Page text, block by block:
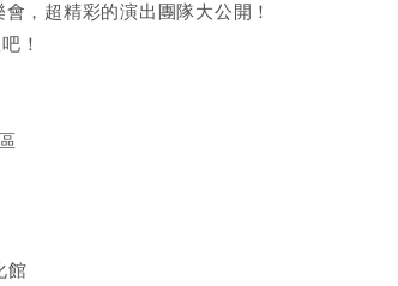
，超精彩的演出團隊大公開！
！
館